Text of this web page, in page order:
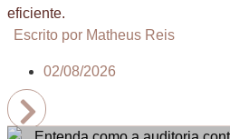
eficiente.
Escrito por Matheus Reis
02/08/2026